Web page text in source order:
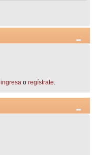
ingresao regístrate.